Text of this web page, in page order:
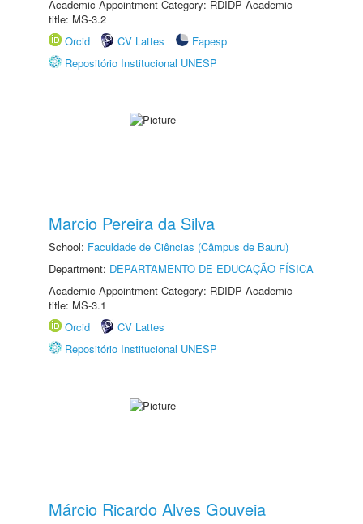
Academic Appointment Category: RDIDP Academic
title: MS-3.2
Orcid
CV Lattes
Fapesp
Repositório Institucional UNESP
Marcio Pereira da Silva
School: Faculdade de Ciências (Câmpus de Bauru)
Department: DEPARTAMENTO DE EDUCAÇÃO FÍSICA
Academic Appointment Category: RDIDP Academic
title: MS-3.1
Orcid
CV Lattes
Repositório Institucional UNESP
Márcio Ricardo Alves Gouveia